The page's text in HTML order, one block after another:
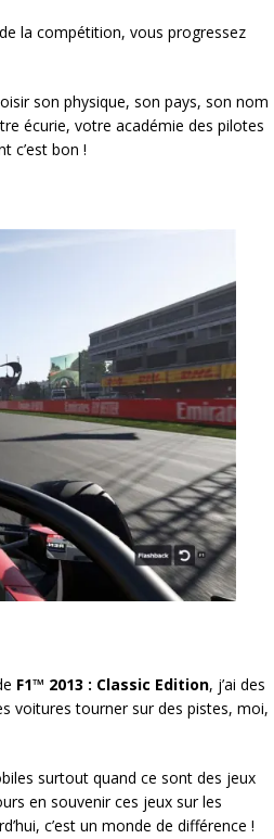
la compétition, vous progressez
son physique, son pays, son nom
écurie, votre académie des pilotes
c’est bon !
F1™ 2013 : Classic Edition, j’ai des
voitures tourner sur des pistes, moi,
surtout quand ce sont des jeux
en souvenir ces jeux sur les
c’est un monde de différence !